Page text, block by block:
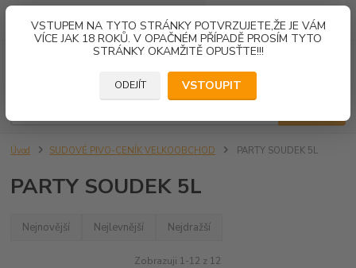
VSTUPEM NA TYTO STRÁNKY POTVRZUJETE,ŽE JE VÁM
VÍCE JAK 18 ROKŮ. V OPAČNÉM PŘÍPADĚ PROSÍM TYTO
STRÁNKY OKAMŽITĚ OPUSŤTE!!!
ODEJÍT VSTOUPIT
za0,00 Kč
Úvod SUDOVÉ PIVO-CENÍK VELKOOBCHOD PARTY SOUDEK 5L
PARTY SOUDEK 5L
Nejnovější Nejlevnější Nejdražší
Zobrazuji 1-12 z 12